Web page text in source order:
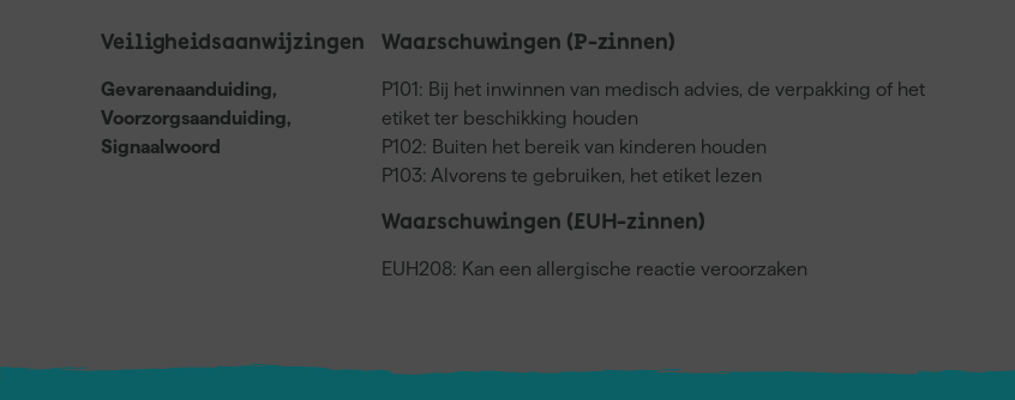
Veiligheidsaanwijzingen
Gevarenaanduiding,
Voorzorgsaanduiding,
Signaalwoord
Waarschuwingen (P-zinnen)
P101: Bij het inwinnen van medisch advies, de verpakking of het
etiket ter beschikking houden
P102: Buiten het bereik van kinderen houden
P103: Alvorens te gebruiken, het etiket lezen
Waarschuwingen (EUH-zinnen)
EUH208: Kan een allergische reactie veroorzaken